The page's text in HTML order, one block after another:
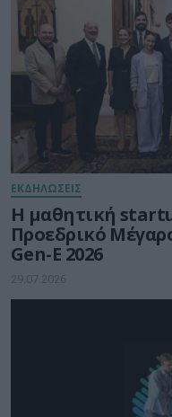
ΕΚΔΗΛΩΣΕΙΣ
Η μαθητική
Προεδρικό
Gen-E 2026
29.07.2026